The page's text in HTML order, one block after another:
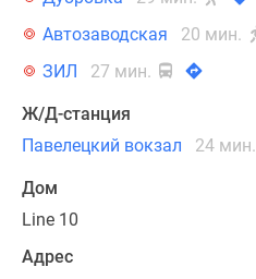
Автозаводская
20 мин.
ЗИЛ
27 мин.
Ж/Д-станция
Павелецкий вокзал
24 мин.
Дом
Line 10
Адрес